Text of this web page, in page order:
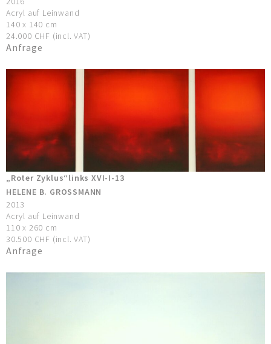
Acryl auf Leinwand
140 x 140 cm
24.000 CHF (incl. VAT)
Anfrage
„Roter Zyklus“links XVI-I-13
HELENE B. GROSSMANN
2013
Acryl auf Leinwand
110 x 260 cm
30.500 CHF (incl. VAT)
Anfrage